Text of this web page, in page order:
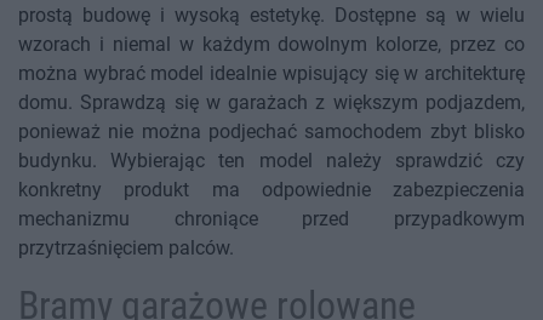
prostą budowę i wysoką estetykę. Dostępne są w wielu
wzorach i niemal w każdym dowolnym kolorze, przez co
można wybrać model idealnie wpisujący się w architekturę
domu. Sprawdzą się w garażach z większym podjazdem,
ponieważ nie można podjechać samochodem zbyt blisko
budynku. Wybierając ten model należy sprawdzić czy
konkretny produkt ma odpowiednie zabezpieczenia
mechanizmu chroniące przed przypadkowym
przytrzaśnięciem palców.
Bramy garażowe rolowane